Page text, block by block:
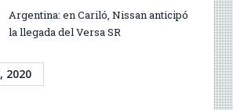
Argentina: en Cariló, Nissan anticipó
la llegada del Versa SR
2020